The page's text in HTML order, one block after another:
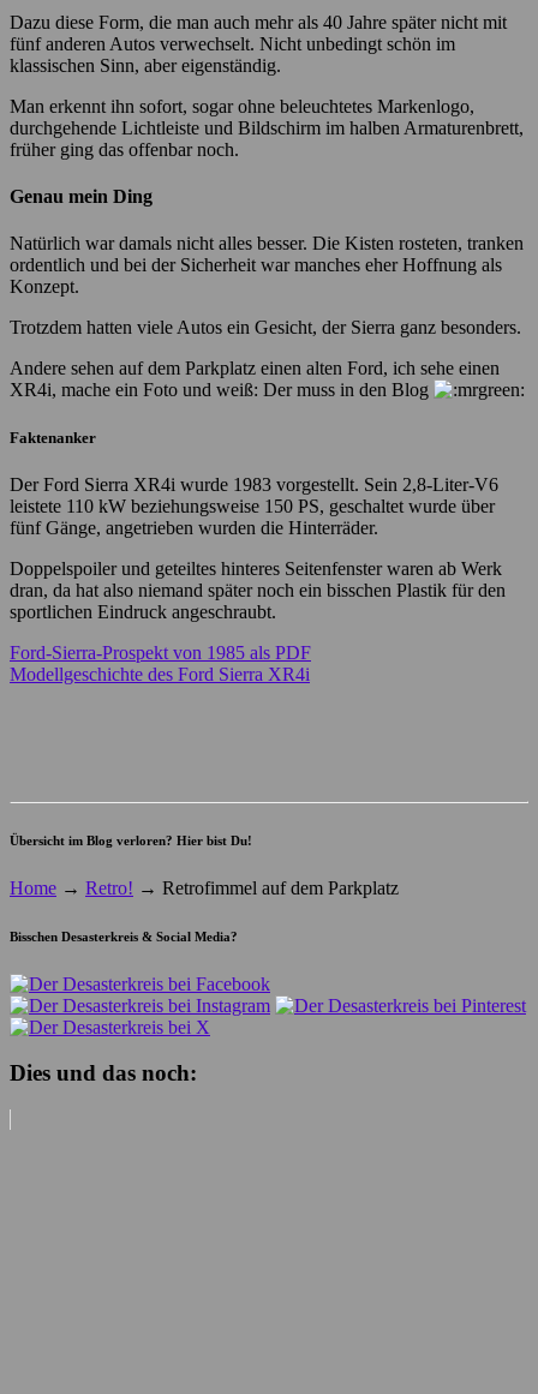
Dazu diese Form, die man auch mehr als 40 Jahre später nicht mit
fünf anderen Autos verwechselt. Nicht unbedingt schön im
klassischen Sinn, aber eigenständig.
Man erkennt ihn sofort, sogar ohne beleuchtetes Markenlogo,
durchgehende Lichtleiste und Bildschirm im halben Armaturenbrett,
früher ging das offenbar noch.
Genau mein Ding
Natürlich war damals nicht alles besser. Die Kisten rosteten, tranken
ordentlich und bei der Sicherheit war manches eher Hoffnung als
Konzept.
Trotzdem hatten viele Autos ein Gesicht, der Sierra ganz besonders.
Andere sehen auf dem Parkplatz einen alten Ford, ich sehe einen
XR4i, mache ein Foto und weiß: Der muss in den Blog
Faktenanker
Der Ford Sierra XR4i wurde 1983 vorgestellt. Sein 2,8-Liter-V6
leistete 110 kW beziehungsweise 150 PS, geschaltet wurde über
fünf Gänge, angetrieben wurden die Hinterräder.
Doppelspoiler und geteiltes hinteres Seitenfenster waren ab Werk
dran, da hat also niemand später noch ein bisschen Plastik für den
sportlichen Eindruck angeschraubt.
Ford-Sierra-Prospekt von 1985 als PDF
Modellgeschichte des Ford Sierra XR4i
Übersicht im Blog verloren? Hier bist Du!
Home → Retro! → Retrofimmel auf dem Parkplatz
Bisschen Desasterkreis & Social Media?
Dies und das noch: